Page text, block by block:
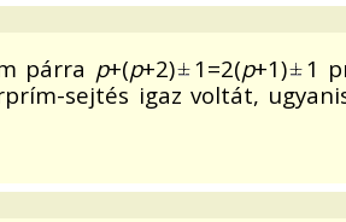
párra p+(p+2) 1=2(p+1) 1
sejtés igaz voltát,